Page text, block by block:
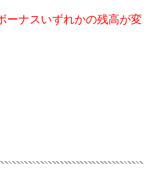
ーナスいずれかの残高が変